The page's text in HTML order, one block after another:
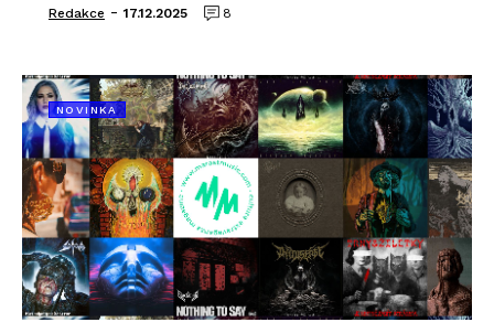
Redakce - 17.12.2025 8
NOVINKA